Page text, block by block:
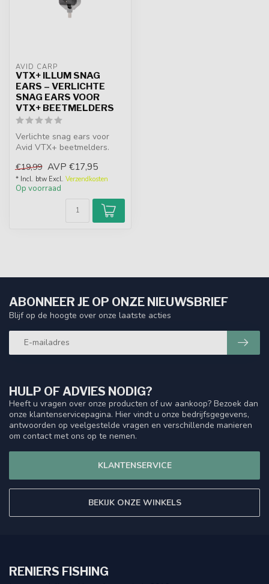
AVID CARP
VTX+ ILLUM SNAG
EARS – VERLICHTE
SNAG EARS VOOR
VTX+ BEETMELDERS
Verlichte snag ears voor
Avid VTX+ beetmelders.
tips, 3...
€19,99 AVP €17,95
* Incl. btw Excl. Verzendkosten
Op voorraad
HULP OF ADVIES NODIG?
Heeft u vragen over onze producten of uw aankoop? Bezoek dan
onze klantenservicepagina. Hier vindt u onze bedrijfsgegevens,
antwoorden op veelgestelde vragen en verschillende manieren
om contact met ons op te nemen.
KLANTENSERVICE
BEKIJK ONZE WINKELS
ABONNEER JE OP ONZE NIEUWSBRIEF
Blijf op de hoogte over onze laatste acties
RENIERS FISHING